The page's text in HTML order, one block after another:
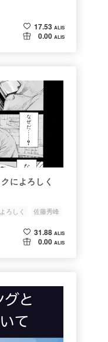
17.53 ALIS
0.00 ALIS
によろしく
ろしく 佐藤秀峰
31.88 ALIS
0.00 ALIS